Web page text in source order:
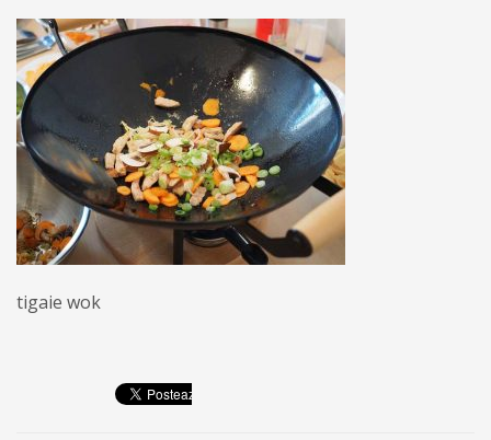
tigaie wok